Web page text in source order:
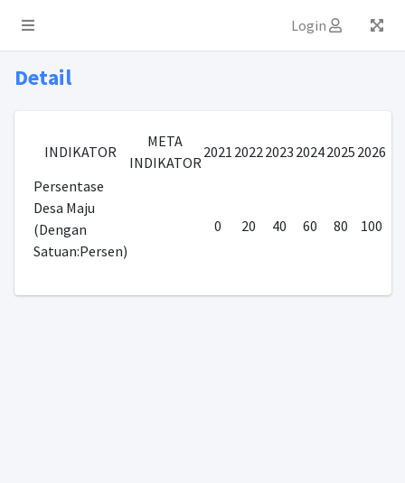
Login
Detail
INDIKATOR
META
INDIKATOR
2021 20222023 20242025 2026
Persentase
Desa Maju
(Dengan
Satuan:Persen)
0 20 40 60 80 100